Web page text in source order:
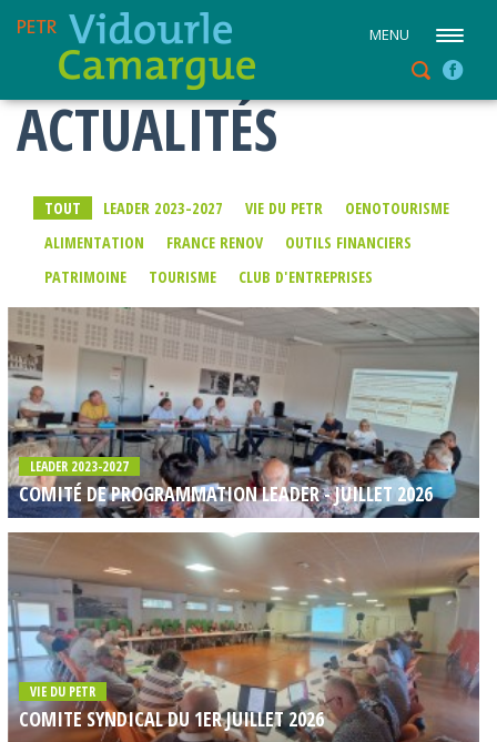
MENU
ACTUALITÉS
TOUT LEADER 2023-2027 VIE DU PETR
OENOTOURISME
ALIMENTATION
FRANCE RENOV
OUTILS FINANCIERS
PATRIMOINE
TOURISME CLUB D'ENTREPRISES
LEADER 2023-2027
COMITÉ DE PROGRAMMATION LEADER - JUILLET 2026
VIE DU PETR
COMITE SYNDICAL DU 1ER JUILLET 2026